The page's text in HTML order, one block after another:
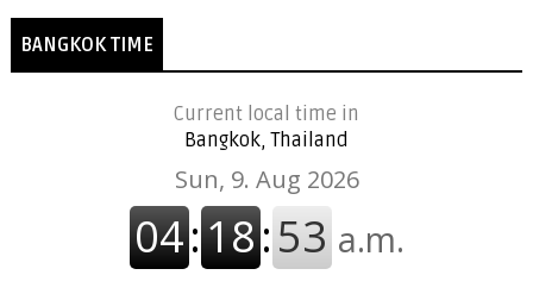
BANGKOK TIME
Current local time in
Bangkok, Thailand